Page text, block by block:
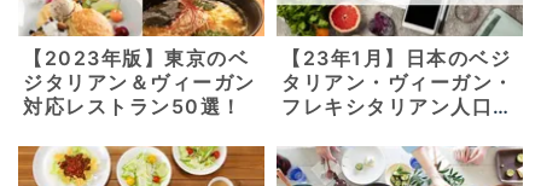
【2023年版】東京のベ
ジタリアン＆ヴィーガン
対応レストラン50選！
【23年1月】日本のベジ
タリアン・ヴィーガン・
フレキシタリアン人口調